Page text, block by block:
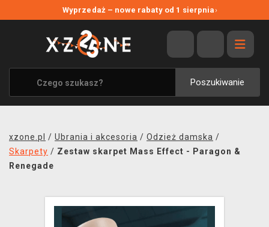
Wyprzedaż – nowe rabaty od 1 sierpnia›
Poszukiwanie
WYPRZEDAŻ
WSZYSTKIE MARKI
XZONE ORIGINALS
UBRANIA I AKCESORIA
SOUNDTRACKI
xzone.pl / Ubrania i akcesoria / Odzież damska /
Skarpety / Zestaw skarpet Mass Effect - Paragon &
Renegade